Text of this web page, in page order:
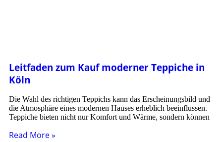
Leitfaden zum Kauf moderner Teppiche in
Köln
Die Wahl des richtigen Teppichs kann das Erscheinungsbild und
die Atmosphäre eines modernen Hauses erheblich beeinflussen.
Teppiche bieten nicht nur Komfort und Wärme, sondern können
Read More »